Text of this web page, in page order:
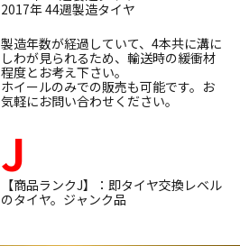
2017年 44週製造タイヤ
製造年数が経過していて、4本共に溝に
しわが見られるため、輸送時の緩衝材
程度とお考え下さい。
ホイールのみでの販売も可能です。お
気軽にお問い合わせください。
J
【商品ランクJ】：即タイヤ交換レベル
のタイヤ。ジャンク品